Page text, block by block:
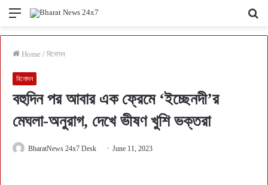
Menu
Home / বিনোদন
বিনোদন
বহুদিন পর আবার এক ফ্রেমে ‘ইচ্ছেনদী’র
মেঘলা-অনুরাগ, দেখে ভীষণ খুশি ভক্তরা
BharatNews 24x7 Desk June 11, 2023